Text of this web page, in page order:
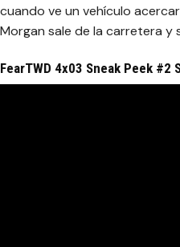
cuando ve un vehículo
Morgan sale de la carretera y
FearTWD 4x03 Sneak Peek #2